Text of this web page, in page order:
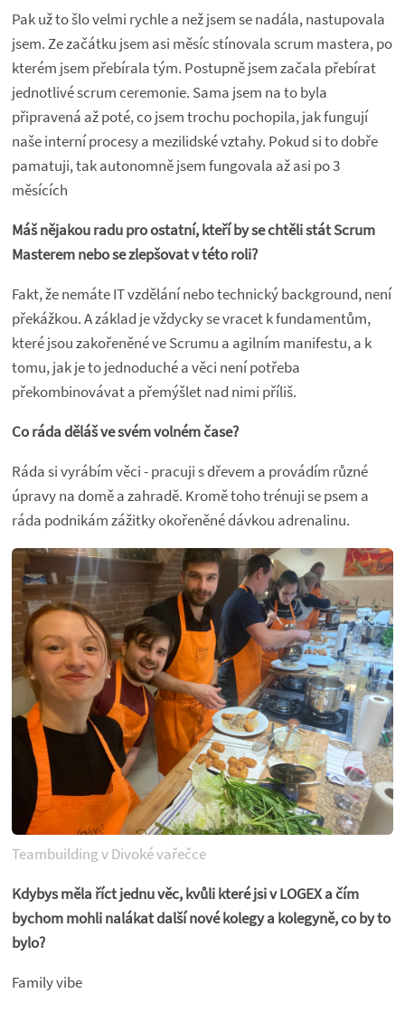
Pak už to šlo velmi rychle a než jsem se nadála, nastupovala
jsem. Ze začátku jsem asi měsíc stínovala scrum mastera, po
kterém jsem přebírala tým. Postupně jsem začala přebírat
jednotlivé scrum ceremonie. Sama jsem na to byla
připravená až poté, co jsem trochu pochopila, jak fungují
naše interní procesy a mezilidské vztahy. Pokud si to dobře
pamatuji, tak autonomně jsem fungovala až asi po 3
měsících
Máš nějakou radu pro ostatní, kteří by se chtěli stát Scrum
Masterem nebo se zlepšovat v této roli?
Fakt, že nemáte IT vzdělání nebo technický background, není
překážkou. A základ je vždycky se vracet k fundamentům,
které jsou zakořeněné ve Scrumu a agilním manifestu, a k
tomu, jak je to jednoduché a věci není potřeba
překombinovávat a přemýšlet nad nimi příliš.
Co ráda děláš ve svém volném čase?
Ráda si vyrábím věci - pracuji s dřevem a provádím různé
úpravy na domě a zahradě. Kromě toho trénuji se psem a
ráda podnikám zážitky okořeněné dávkou adrenalinu.
Teambuilding v Divoké vařečce
Kdybys měla říct jednu věc, kvůli které jsi v LOGEX a čím
bychom mohli nalákat další nové kolegy a kolegyně, co by to
bylo?
Family vibe